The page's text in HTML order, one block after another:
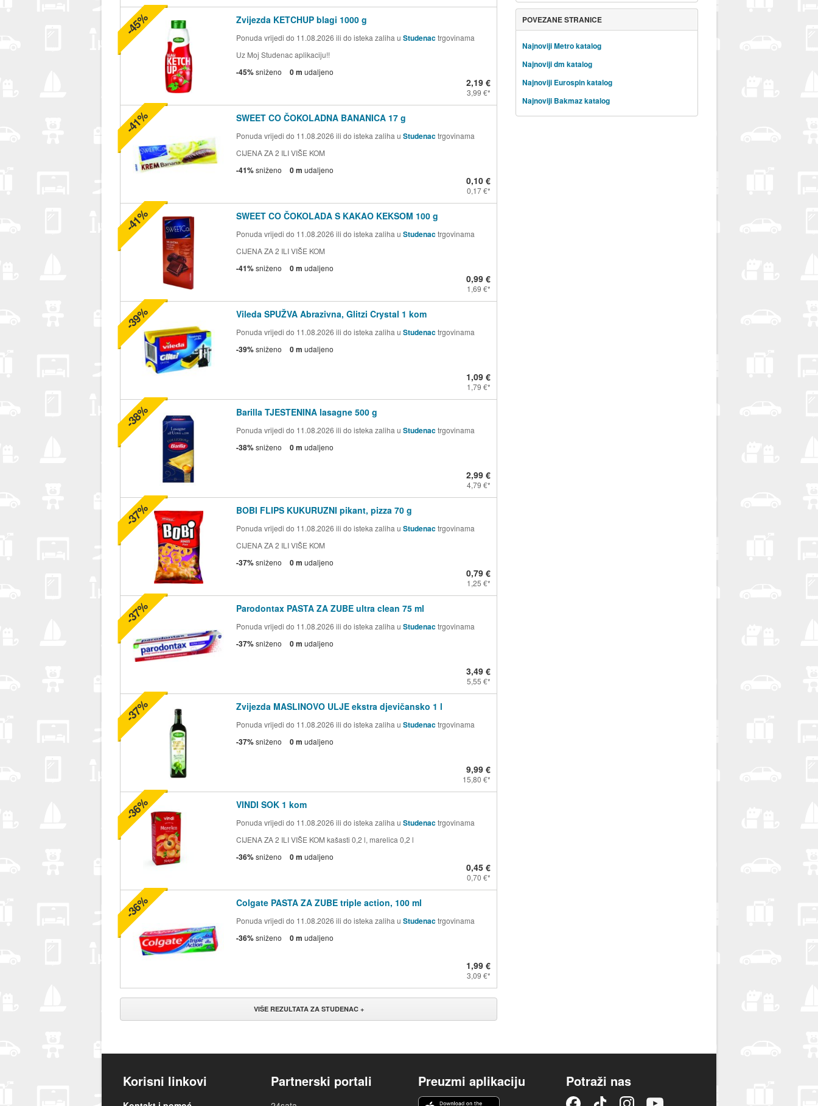
Zvijezda KETCHUP blagi 1000 g
Ponuda vrijedi do 11.08.2026 ili do isteka zaliha u Studenactrgovinama
Uz Moj Studenac aplikaciju!!
-45%sniženo 0 m udaljeno
2,19 €
3,99 €
-45%
SWEET CO ČOKOLADNA BANANICA 17 g
Ponuda vrijedi do 11.08.2026 ili do isteka zaliha u Studenactrgovinama
CIJENA ZA 2 ILI VIŠE KOM
-41%sniženo 0 m udaljeno
0,10 €
0,17 €
-41%
SWEET CO ČOKOLADA S KAKAO KEKSOM 100 g
Ponuda vrijedi do 11.08.2026 ili do isteka zaliha u Studenactrgovinama
CIJENA ZA 2 ILI VIŠE KOM
-41%sniženo 0 m udaljeno
0,99 €
1,69 €
-41%
Vileda SPUŽVA Abrazivna, Glitzi Crystal 1 kom
Ponuda vrijedi do 11.08.2026 ili do isteka zaliha u Studenactrgovinama
-39%sniženo 0 m udaljeno
1,09 €
1,79 €
-39%
Barilla TJESTENINA lasagne 500 g
Ponuda vrijedi do 11.08.2026 ili do isteka zaliha u Studenactrgovinama
-38%sniženo 0 m udaljeno
2,99 €
4,79 €
-38%
BOBI FLIPS KUKURUZNI pikant, pizza 70 g
Ponuda vrijedi do 11.08.2026 ili do isteka zaliha u Studenactrgovinama
CIJENA ZA 2 ILI VIŠE KOM
-37%sniženo 0 m udaljeno
0,79 €
1,25 €
-37%
Parodontax PASTA ZA ZUBE ultra clean 75 ml
Ponuda vrijedi do 11.08.2026 ili do isteka zaliha u Studenactrgovinama
-37%sniženo 0 m udaljeno
3,49 €
5,55 €
-37%
Zvijezda MASLINOVO ULJE ekstra djevičansko 1 l
Ponuda vrijedi do 11.08.2026 ili do isteka zaliha u Studenactrgovinama
-37%sniženo 0 m udaljeno
9,99 €
15,80 €
-37%
VINDI SOK 1 kom
Ponuda vrijedi do 11.08.2026 ili do isteka zaliha u Studenactrgovinama
CIJENA ZA 2 ILI VIŠE KOM kašasti 0,2 l, marelica 0,2 l
-36%sniženo 0 m udaljeno
0,45 €
0,70 €
-36%
Colgate PASTA ZA ZUBE triple action, 100 ml
Ponuda vrijedi do 11.08.2026 ili do isteka zaliha u Studenactrgovinama
-36%sniženo 0 m udaljeno
1,99 €
3,09 €
-36%
VIŠE REZULTATA ZA STUDENAC +
POVEZANE STRANICE
Najnoviji Metro katalog
Najnoviji dm katalog
Najnoviji Eurospin katalog
Najnoviji Bakmaz katalog
Korisni linkovi Partnerski portali Preuzmi aplikaciju Potraži nas